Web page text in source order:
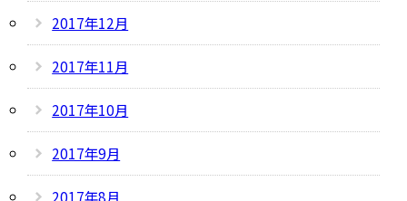
2017年12月
2017年11月
2017年10月
2017年9月
2017年8月